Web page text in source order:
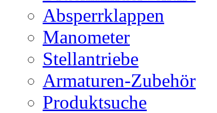
Absperrklappen
Manometer
Stellantriebe
Armaturen-Zubehör
Produktsuche